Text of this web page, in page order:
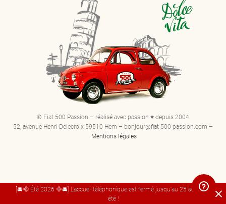
© Fiat 500 Passion – réalisé avec passion ♥ depuis 2004
52, avenue Henri Delecroix 59510 Hem – bonjour@fiat-500-passion.com –
Mentions légales
[🚘🌞 Été 2026 🌞🚘] L'accueil téléphonique est fermé jusqu'au 25 août. Bel
été !